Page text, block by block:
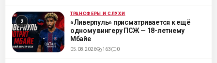
ML ТРАНСФЕРЫ И СЛУХИ
«Ливерпуль» присматривается к ещё
одному вингеру ПСЖ — 18-летнему
Мбайе
05.08.2026 163 0